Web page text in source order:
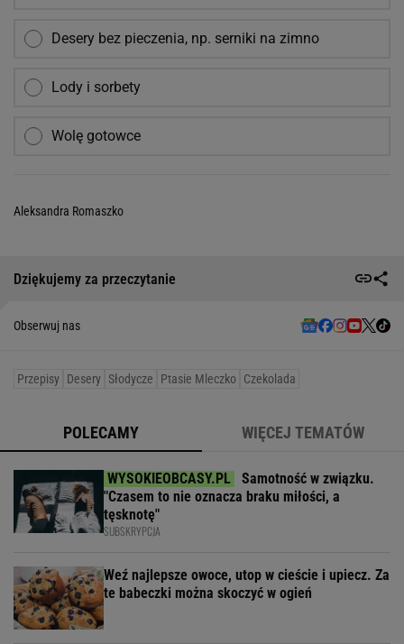
Desery bez pieczenia, np. serniki na zimno
Lody i sorbety
Wolę gotowce
Aleksandra Romaszko
Dziękujemy za przeczytanie
Obserwuj nas
Przepisy Desery Słodycze Ptasie Mleczko Czekolada
POLECAMY WIĘCEJ TEMATÓW
Samotność w związku.
"Czasem to nie oznacza braku miłości, a
tęsknotę"
SUBSKRYPCJA
Weź najlepsze owoce, utop w cieście i upiecz. Za
te babeczki można skoczyć w ogień